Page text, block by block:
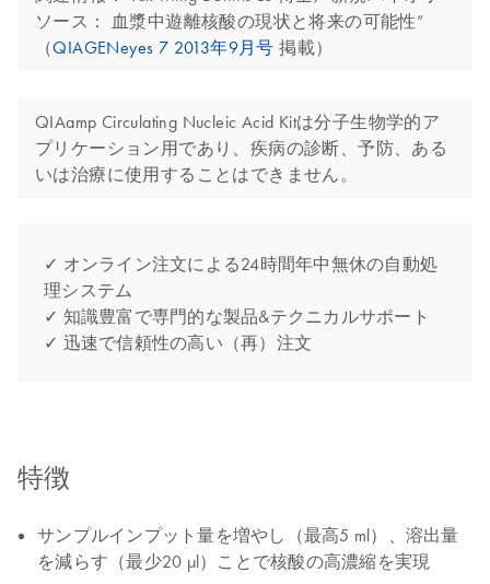
ソース： 血漿中遊離核酸の現状と将来の可能性”
（QIAGENeyes 7 2013年9月号 掲載）
QIAamp Circulating Nucleic Acid Kitは分子生物学的ア
プリケーション用であり、疾病の診断、予防、ある
いは治療に使用することはできません。
✓ オンライン注文による24時間年中無休の自動処
理システム
✓ 知識豊富で専門的な製品&テクニカルサポート
✓ 迅速で信頼性の高い（再）注文
特徴
サンプルインプット量を増やし（最高5 ml）、溶出量
を減らす（最少20 µl）ことで核酸の高濃縮を実現